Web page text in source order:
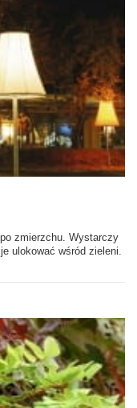
zmierzchu. Wystarczy
ulokować wśród zieleni.